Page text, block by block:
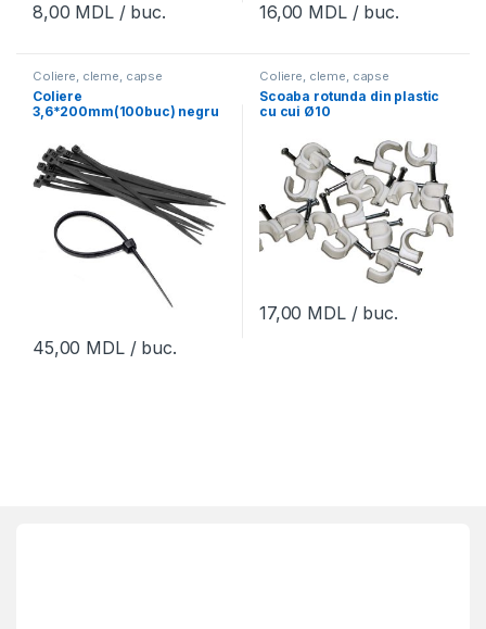
8,00 MDL/ buc. 16,00 MDL/ buc.
Coliere, cleme, capse
Coliere
3,6*200mm(100buc) negru
45,00 MDL/ buc.
Coliere, cleme, capse
Scoaba rotunda din plastic
cu cui Ø10
17,00 MDL/ buc.